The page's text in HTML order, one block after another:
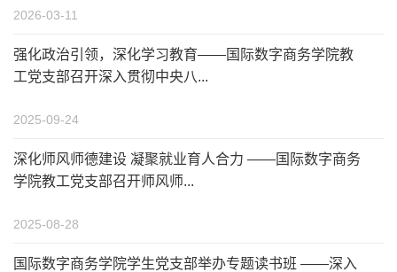
2026-03-11
强化政治引领，深化学习教育——国际数字商务学院教
工党支部召开深入贯彻中央八...
2025-09-24
深化师风师德建设 凝聚就业育人合力 ——国际数字商务
学院教工党支部召开师风师...
2025-08-28
国际数字商务学院学生党支部举办专题读书班 ——深入